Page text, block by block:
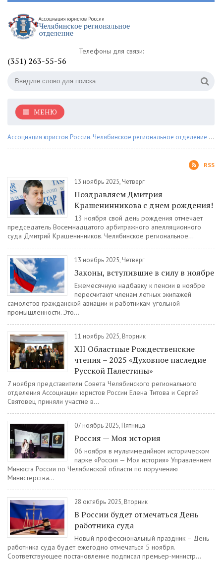
Телефоны для связи:
(351) 263-55-56
МЕНЮ
Ассоциация юристов России. Челябинское региональное отделение
RSS
13 ноябрь 2025, Четверг
Поздравляем Дмитрия
Крашенинникова с днем рождения!
13 ноября свой день рождения отмечает
председатель Восемнадцатого арбитражного апелляционного
суда Дмитрий Крашенинников. Челябинское региональное...
13 ноябрь 2025, Четверг
Законы, вступившие в силу в ноябре
Ежемесячную надбавку к пенсии в ноябре
пересчитают членам летных экипажей
самолетов гражданской авиации и работникам угольной
промышленности. Это...
11 ноябрь 2025, Вторник
XII Областные Рождественские
чтения – 2025 «Духовное наследие
Русской Палестины»
7 ноября представители Совета Челябинского регионального
отделения Ассоциации юристов России Елена Титова и Сергей
Святовец приняли участие в...
07 ноябрь 2025, Пятница
Россия — Моя история
06 ноября в мультимедийном историческом
парке «Россия — Моя история» Управлением
Минюста России по Челябинской области по поручению
Министерства...
28 октябрь 2025, Вторник
В России будет отмечаться День
работника суда
Новый профессиональный праздник – День
работника суда будет ежегодно отмечаться 5 ноября.
Соответствующее постановление подписал премьер-министр...